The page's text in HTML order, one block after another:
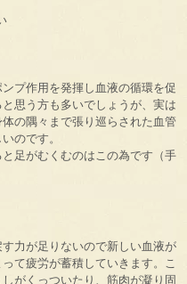
プ作用を発揮し血液の循環を促
思う方も多いでしょうが、実は
の隅々まで張り巡らされた血管
のです。
足がむくむのはこの為です（手
力が足りないので新しい血液が
て疲労が蓄積していきます。こ
がくっついたり、筋肉が凝り固